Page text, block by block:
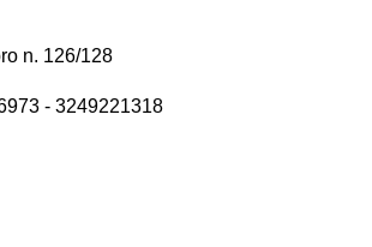
n. 126/128
- 3249221318